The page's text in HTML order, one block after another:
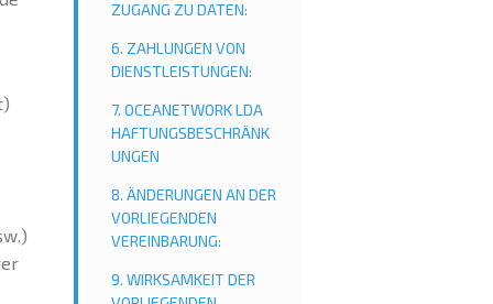
ZUGANG ZU DATEN:
6. ZAHLUNGEN VON
DIENSTLEISTUNGEN:
7. OCEANETWORK LDA
HAFTUNGSBESCHRÄNK
UNGEN
8. ÄNDERUNGEN AN DER
VORLIEGENDEN
VEREINBARUNG:
9. WIRKSAMKEIT DER